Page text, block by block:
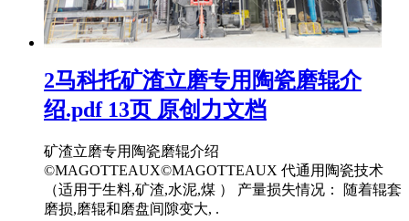
2马科托矿渣立磨专用陶瓷磨辊介
绍.pdf 13页 原创力文档
矿渣立磨专用陶瓷磨辊介绍
©MAGOTTEAUX©MAGOTTEAUX 代通用陶瓷技术
（适用于生料,矿渣,水泥,煤 ） 产量损失情况： 随着辊套
磨损,磨辊和磨盘间隙变大, .